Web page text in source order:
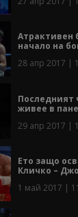
Атрактивен
начало на
28 апр 2017 |
Последният
живее в
29 апр 2017 |
Ето защо
Кличко –
1 май 2017 |